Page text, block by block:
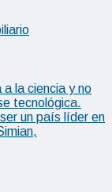
la ciencia y no
tecnológica.
un país líder en